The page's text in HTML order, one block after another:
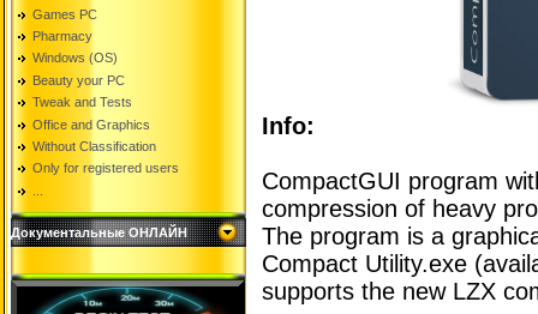
Games PC
Pharmacy
Windows (OS)
Beauty your PC
Tweak and Tests
Office and Graphics
Without Classification
Only for registered users
Документальные ОНЛАЙН
Info:
CompactGUI program
compression of heavy
The program is a
Compact Utility.exe
supports the new LZX